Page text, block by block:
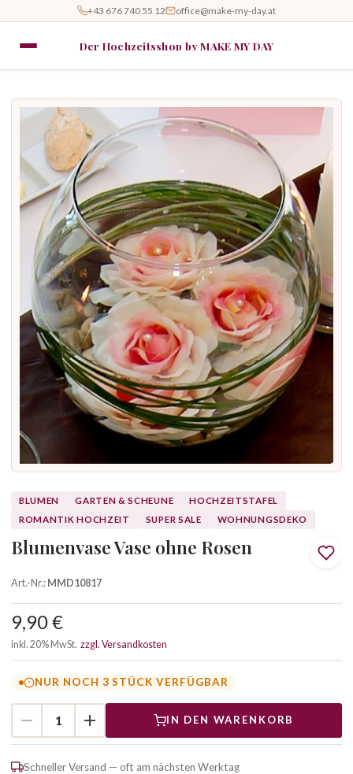
+43 676 740 55 12 office@make-my-day.at
Der Hochzeitsshop by MAKE MY DAY
BLUMEN GARTEN & SCHEUNE
HOCHZEITSTAFEL
ROMANTIK HOCHZEIT
SUPER SALE WOHNUNGSDEKO
Blumenvase Vase ohne Rosen
Art.-Nr.:MMD10817
9,90 €
inkl. 20% MwSt. zzgl. Versandkosten
NUR NOCH 3 STÜCK VERFÜGBAR
IN DEN WARENKORB
Schneller Versand — oft am nächsten Werktag